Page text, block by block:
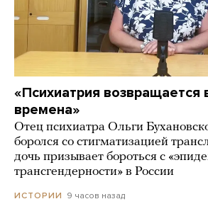
«Психиатрия возвращается
времена»
Отец психиатра Ольги
боролся со стигматизацией
дочь призывает бороться с
трансгендерности» в России
ИСТОРИИ 9 часов назад